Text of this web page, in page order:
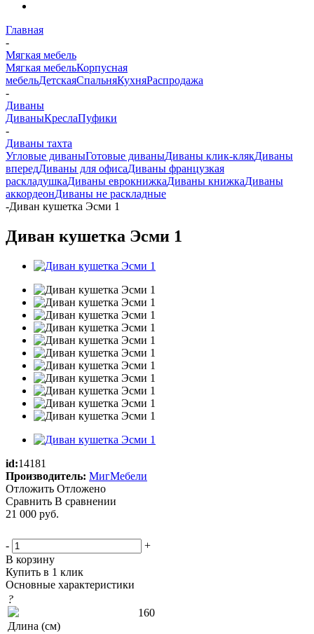
Главная
-
Мягкая мебель
Мягкая мебельКорпусная
мебельДетскаяСпальняКухняРаспродажа
-
Диваны
ДиваныКреслаПуфики
-
Диваны тахта
Угловые диваныГотовые диваныДиваны клик-клякДиваны
впередДиваны для офисаДиваны французкая
раскладушкаДиваны еврокнижкаДиваны книжкаДиваны
аккордеонДиваны не раскладные
-Диван кушетка Эсми 1
Диван кушетка Эсми 1
id:14181
Производитель: МигМебели
Отложить Отложено
Сравнить В сравнении
21 000 руб.
-
+
В корзину
Купить в 1 клик
Основные характеристики
?
Длина (см)
160